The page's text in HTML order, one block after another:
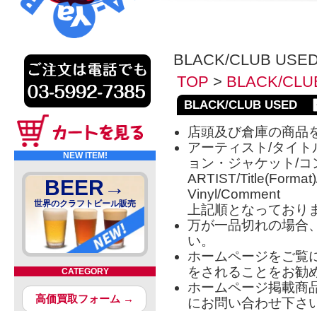
NEW ITEM!
BEER→
世界のクラフトビール販売
CATEGORY
高価買取フォーム →
BLACK/CLUB
TOP > BLACK/
BLACK/CLUB USED
店頭及び倉庫の商品
アーティスト/タイ
ョン・ジャケット/
ARTIST/
Vinyl/Comment
上記順となっており
万が一品切れの場合
い。
ホームページをご覧
をされることをお勧
ホームページ掲載商
にお問い合わせ下さ